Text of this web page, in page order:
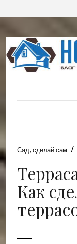
Сад, сделай сам /
Как